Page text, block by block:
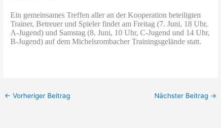
Ein gemeinsames Treffen aller an der Kooperation beteiligten
Trainer, Betreuer und Spieler findet am Freitag (7. Juni, 18 Uhr,
A-Jugend) und Samstag (8. Juni, 10 Uhr, C-Jugend und 14 Uhr,
B-Jugend) auf dem Michelsrombacher Trainingsgelände statt.
← Vorheriger Beitrag Nächster Beitrag →